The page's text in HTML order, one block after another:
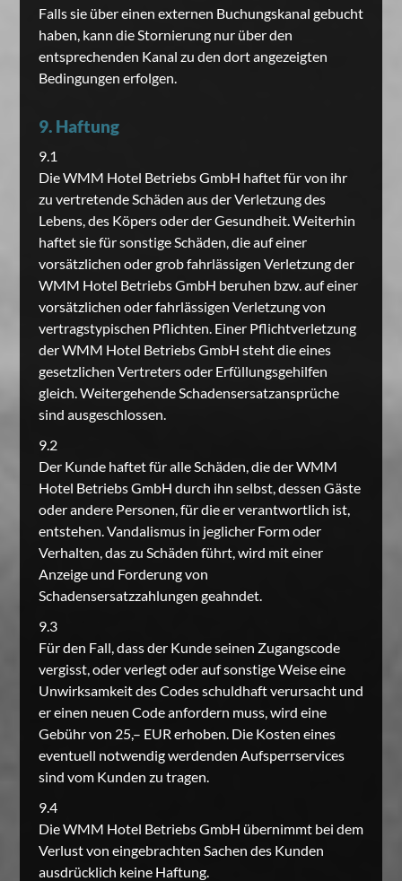
Falls sie über einen externen Buchungskanal gebucht
haben, kann die Stornierung nur über den
entsprechenden Kanal zu den dort angezeigten
Bedingungen erfolgen.
9. Haftung
9.1
Die WMM Hotel Betriebs GmbH haftet für von ihr
zu vertretende Schäden aus der Verletzung des
Lebens, des Köpers oder der Gesundheit. Weiterhin
haftet sie für sonstige Schäden, die auf einer
vorsätzlichen oder grob fahrlässigen Verletzung der
WMM Hotel Betriebs GmbH beruhen bzw. auf einer
vorsätzlichen oder fahrlässigen Verletzung von
vertragstypischen Pflichten. Einer Pflichtverletzung
der WMM Hotel Betriebs GmbH steht die eines
gesetzlichen Vertreters oder Erfüllungsgehilfen
gleich. Weitergehende Schadensersatzansprüche
sind ausgeschlossen.
9.2
Der Kunde haftet für alle Schäden, die der WMM
Hotel Betriebs GmbH durch ihn selbst, dessen Gäste
oder andere Personen, für die er verantwortlich ist,
entstehen. Vandalismus in jeglicher Form oder
Verhalten, das zu Schäden führt, wird mit einer
Anzeige und Forderung von
Schadensersatzzahlungen geahndet.
9.3
Für den Fall, dass der Kunde seinen Zugangscode
vergisst, oder verlegt oder auf sonstige Weise eine
Unwirksamkeit des Codes schuldhaft verursacht und
er einen neuen Code anfordern muss, wird eine
Gebühr von 25,– EUR erhoben. Die Kosten eines
eventuell notwendig werdenden Aufsperrservices
sind vom Kunden zu tragen.
9.4
Die WMM Hotel Betriebs GmbH übernimmt bei dem
Verlust von eingebrachten Sachen des Kunden
ausdrücklich keine Haftung.